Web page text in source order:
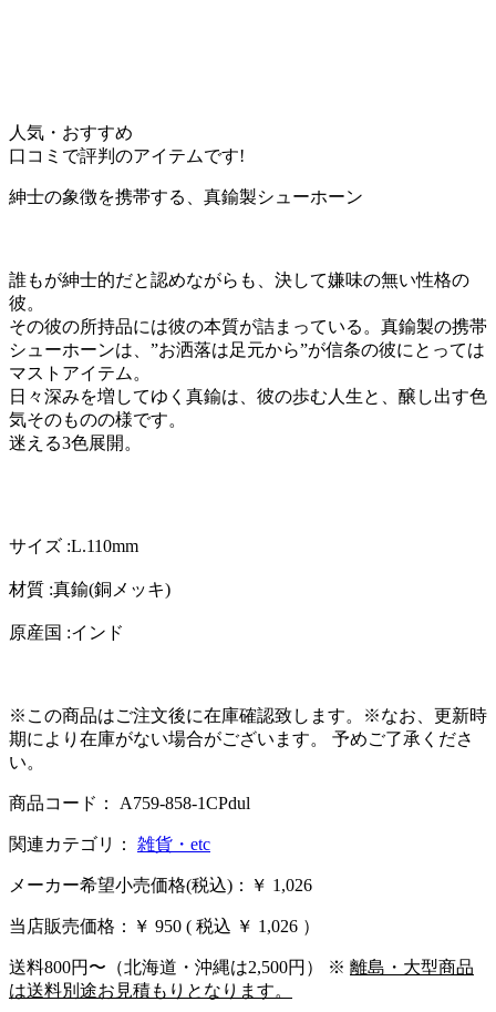
人気・おすすめ
口コミで評判のアイテムです!
紳士の象徴を携帯する、真鍮製シューホーン
誰もが紳士的だと認めながらも、決して嫌味の無い性格の
彼。
その彼の所持品には彼の本質が詰まっている。真鍮製の携帯
シューホーンは、”お洒落は足元から”が信条の彼にとっては
マストアイテム。
日々深みを増してゆく真鍮は、彼の歩む人生と、醸し出す色
気そのものの様です。
迷える3色展開。
サイズ :L.110mm
材質 :真鍮(銅メッキ)
原産国 :インド
※この商品はご注文後に在庫確認致します。※なお、更新時
期により在庫がない場合がございます。 予めご了承くださ
い。
商品コード： A759-858-1CPdul
関連カテゴリ： 雑貨・etc
メーカー希望小売価格(税込)：￥ 1,026
当店販売価格： ￥ 950 ( 税込 ￥ 1,026 ）
送料800円〜（北海道・沖縄は2,500円） ※ 離島・大型商品
は送料別途お見積もりとなります。